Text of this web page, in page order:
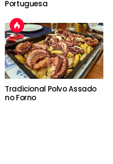
Portuguesa
Tradicional Polvo Assado
no Forno